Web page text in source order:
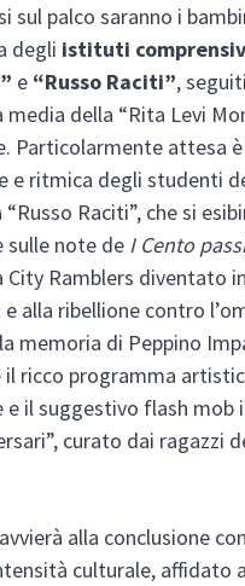
sul palco saranno i
degli istituti
e “Russo Raciti”,
media della “Rita Levi
Particolarmente attesa
e ritmica degli studenti
Raciti”, che si
sulle note de I Cento passi
City Ramblers diventato
alla ribellione contro
memoria di Peppino
ricco programma
e il suggestivo flash
curato dai ragazzi
alla conclusione
culturale, affidato